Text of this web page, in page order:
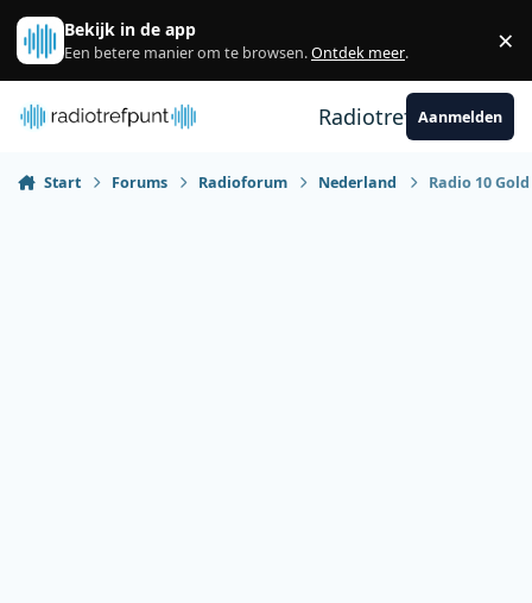
Spring naar bijdragen
Bekijk in de app
Een betere manier om te browsen.Ontdek meer. ×
RadiotrefpuntAanmelden
Start Forums Radioforum Nederland Radio 10